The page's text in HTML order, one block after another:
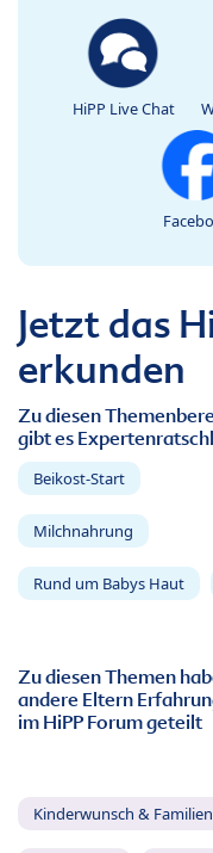
HiPP Live Chat
Jetzt das
erkunden
Zu diesen
gibt es
Beikost-Start
Milchnahrung
Rund um Babys Haut
Zu diesen Themen
andere Eltern
im HiPP Forum geteilt
Kinderwunsch &